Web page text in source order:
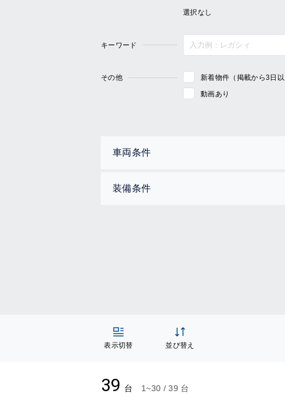
キーワード
その他 新着物件（掲載から3日以
動画あり
車両条件
装備条件
表示切替 並び替え
39 台 1~30 / 39 台